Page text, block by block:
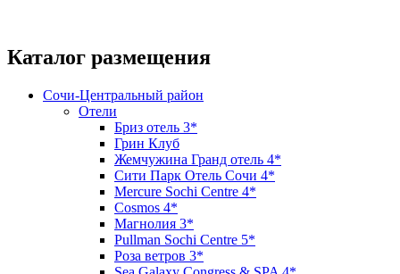
Каталог размещения
Сочи-Центральный район
Отели
Бриз отель 3*
Грин Клуб
Жемчужина Гранд отель 4*
Сити Парк Отель Сочи 4*
Mercure Sochi Centre 4*
Cosmos 4*
Магнолия 3*
Pullman Sochi Сеntre 5*
Роза ветров 3*